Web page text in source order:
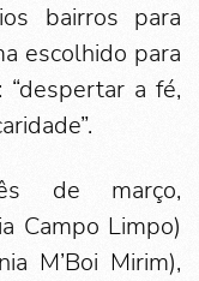
bairros para
escolhido para
a fé,
de março,
Campo Limpo)
M’Boi Mirim),